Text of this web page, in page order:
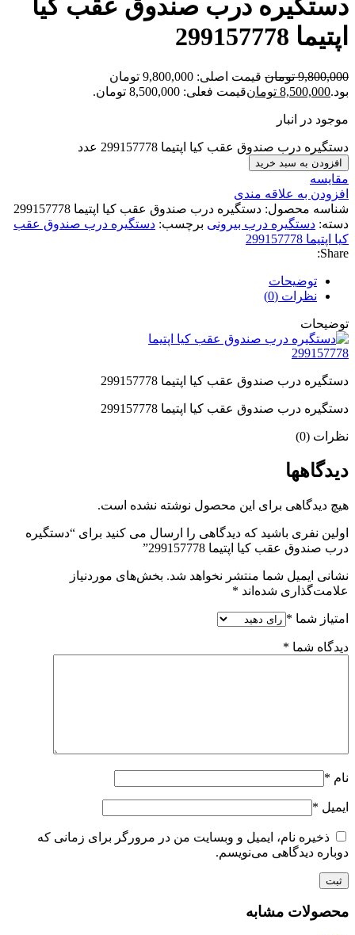
دستگیره درب صندوق عقب کیا
اپتیما 299157778
9,800,000 تومان
قیمت اصلی: 9,800,000 تومان
بود.8,500,000 تومانقیمت فعلی: 8,500,000 تومان.
موجود در انبار
دستگیره درب صندوق عقب کیا اپتیما 299157778 عدد
افزودن به سبد خرید
مقایسه
افزودن به علاقه مندی
شناسه محصول: دستگیره درب صندوق عقب کیا اپتیما 299157778
دسته: دستگیره درب بیرونی برچسب: دستگیره درب صندوق عقب
کیا اپتیما 299157778
Share:
توضیحات
نظرات (0)
توضیحات
دستگیره درب صندوق عقب کیا اپتیما 299157778
دستگیره درب صندوق عقب کیا اپتیما 299157778
نظرات (0)
دیدگاهها
هیچ دیدگاهی برای این محصول نوشته نشده است.
اولین نفری باشید که دیدگاهی را ارسال می کنید برای “دستگیره
درب صندوق عقب کیا اپتیما 299157778”
نشانی ایمیل شما منتشر نخواهد شد. بخش‌های موردنیاز
علامت‌گذاری شده‌اند *
امتیاز شما *
دیدگاه شما *
نام *
ایمیل *
ذخیره نام، ایمیل و وبسایت من در مرورگر برای زمانی که
دوباره دیدگاهی می‌نویسم.
محصولات مشابه